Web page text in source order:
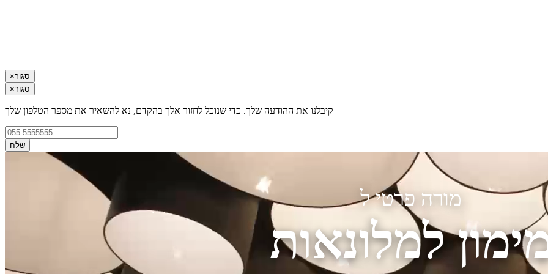
×סגור
×סגור
קיבלנו את ההודעה שלך. כדי שנוכל לחזור אלך בהקדם, נא להשאיר את מספר הטלפון שלך
שלח
מורה פרטי ל
למלונאות